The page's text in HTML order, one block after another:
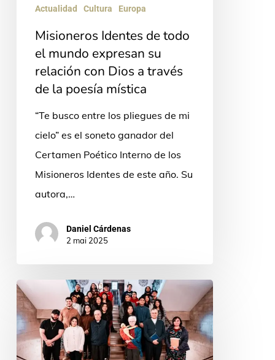
expresan
través
mística
Actualidad Cultura Europa
Misioneros Identes de todo
el mundo expresan su
relación con Dios a través
de la poesía mística
“Te busco entre los pliegues de mi
cielo” es el soneto ganador del
Certamen Poético Interno de los
Misioneros Identes de este año. Su
autora,…
Daniel Cárdenas
2 mai 2025
Motus
Christi
Retreat
in